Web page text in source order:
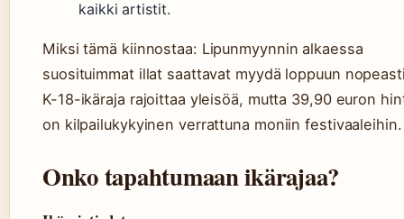
kaikki artistit.
Miksi tämä kiinnostaa: Lipunmyynnin alkaessa
suosituimmat illat saattavat myydä loppuun
K-18-ikäraja rajoittaa yleisöä, mutta 39,90 euron
on kilpailukykyinen verrattuna moniin festivaaleihin.
Onko tapahtumaan ikärajaa?